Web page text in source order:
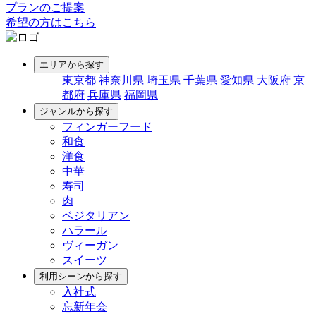
プランのご提案
希望の方はこちら
エリアから探す
東京都 神奈川県 埼玉県 千葉県 愛知県 大阪府 京
都府 兵庫県 福岡県
ジャンルから探す
フィンガーフード
和食
洋食
中華
寿司
肉
ベジタリアン
ハラール
ヴィーガン
スイーツ
利用シーンから探す
入社式
忘新年会